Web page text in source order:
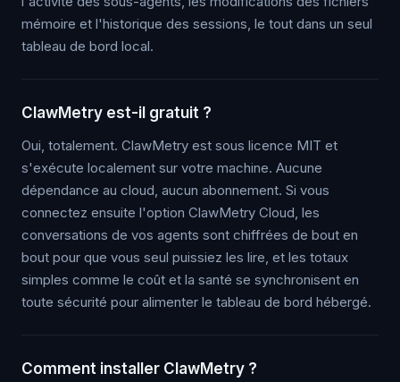
mémoire et l'historique des sessions, le tout dans un seul
tableau de bord local.
ClawMetry est-il gratuit ?
Oui, totalement. ClawMetry est sous licence MIT et
s'exécute localement sur votre machine. Aucune
dépendance au cloud, aucun abonnement. Si vous
connectez ensuite l'option ClawMetry Cloud, les
conversations de vos agents sont chiffrées de bout en
bout pour que vous seul puissiez les lire, et les totaux
simples comme le coût et la santé se synchronisent en
toute sécurité pour alimenter le tableau de bord hébergé.
Comment installer ClawMetry ?